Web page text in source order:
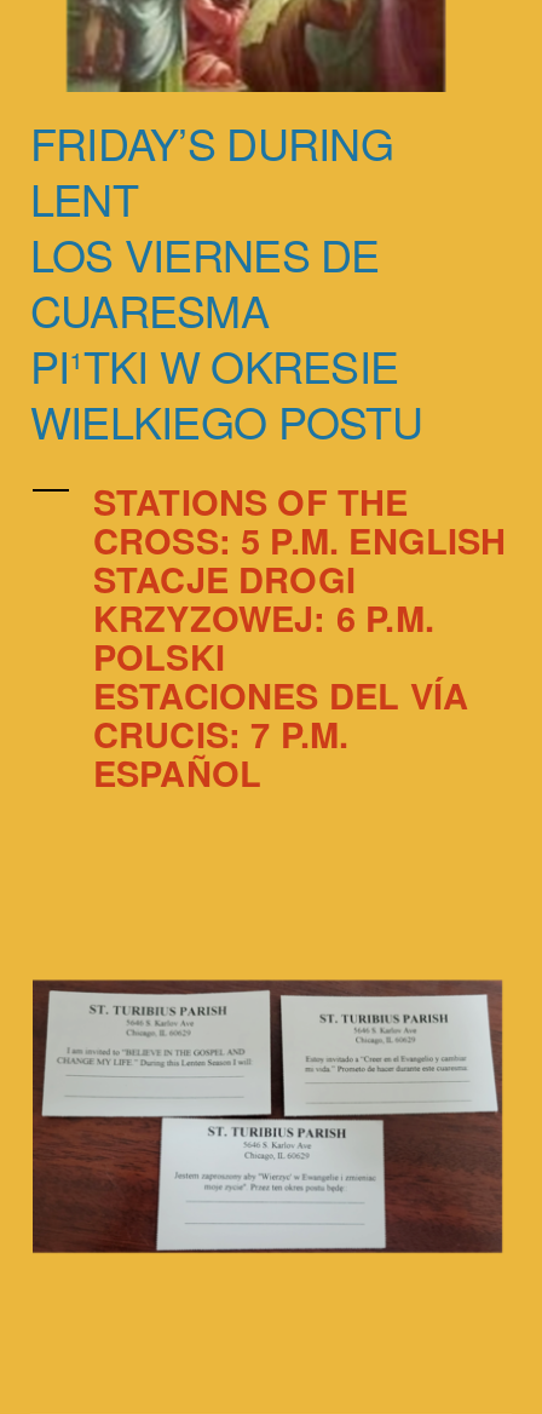
FRIDAY’S DURING
LENT
LOS VIERNES DE
CUARESMA
PI¹TKI W OKRESIE
WIELKIEGO POSTU
STATIONS OF THE
CROSS: 5 P.M. ENGLISH
STACJE DROGI
KRZYZOWEJ: 6 P.M.
POLSKI
ESTACIONES DEL VÍA
CRUCIS: 7 P.M.
ESPAÑOL